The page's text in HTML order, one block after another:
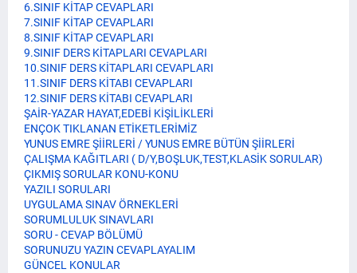
6.SINIF KİTAP CEVAPLARI
7.SINIF KİTAP CEVAPLARI
8.SINIF KİTAP CEVAPLARI
9.SINIF DERS KİTAPLARI CEVAPLARI
10.SINIF DERS KİTAPLARI CEVAPLARI
11.SINIF DERS KİTABI CEVAPLARI
12.SINIF DERS KİTABI CEVAPLARI
ŞAİR-YAZAR HAYAT,EDEBİ KİŞİLİKLERİ
ENÇOK TIKLANAN ETİKETLERİMİZ
YUNUS EMRE ŞİİRLERİ / YUNUS EMRE BÜTÜN ŞİİRLERİ
ÇALIŞMA KAĞITLARI ( D/Y,BOŞLUK,TEST,KLASİK SORULAR)
ÇIKMIŞ SORULAR KONU-KONU
YAZILI SORULARI
UYGULAMA SINAV ÖRNEKLERİ
SORUMLULUK SINAVLARI
SORU - CEVAP BÖLÜMÜ
SORUNUZU YAZIN CEVAPLAYALIM
GÜNCEL KONULAR